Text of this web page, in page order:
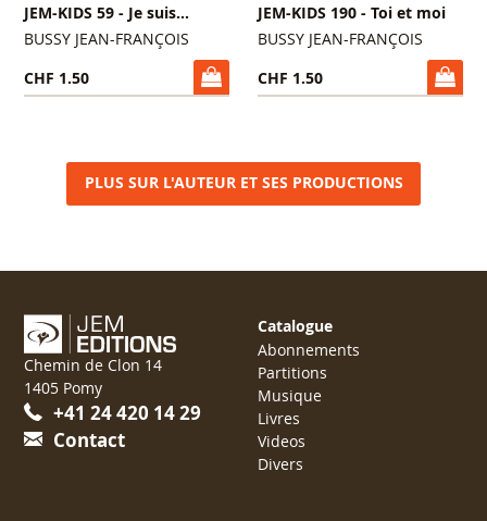
JEM-KIDS 59 - Je suis...
BUSSY JEAN-FRANÇOIS
CHF 1.50
JEM-KIDS 190 - Toi et moi
BUSSY JEAN-FRANÇOIS
CHF 1.50
PLUS SUR L'AUTEUR ET SES PRODUCTIONS
Chemin de Clon 14
1405 Pomy
+41 24 420 14 29
Contact
Catalogue
Abonnements
Partitions
Musique
Livres
Videos
Divers